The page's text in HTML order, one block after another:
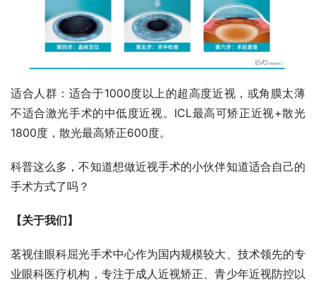
适合人群：适合于1000度以上的超高度近视，或角膜太薄
不适合激光手术的中低度近视。ICL最高可矫正近视+散光
1800度，散光最高矫正600度。
科普这么多，不知道想做近视手术的小伙伴知道适合自己的
手术方式了吗？
【关于我们】
茗视佳眼科屈光手术中心作为国内规模较大、技术领先的专
业眼科医疗机构，专注于成人近视矫正、青少年近视防控以